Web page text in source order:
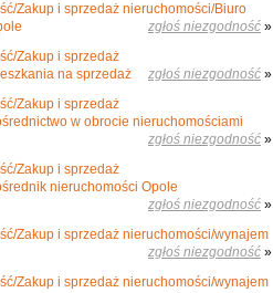
Zakup i sprzedaż nieruchomości/Biuro
zgłoś niezgodność »
Zakup i sprzedaż
na sprzedaż
zgłoś niezgodność »
Zakup i sprzedaż
w obrocie nieruchomościami
zgłoś niezgodność »
Zakup i sprzedaż
nieruchomości Opole
zgłoś niezgodność »
Zakup i sprzedaż nieruchomości/wynajem
zgłoś niezgodność »
Zakup i sprzedaż nieruchomości/wynajem